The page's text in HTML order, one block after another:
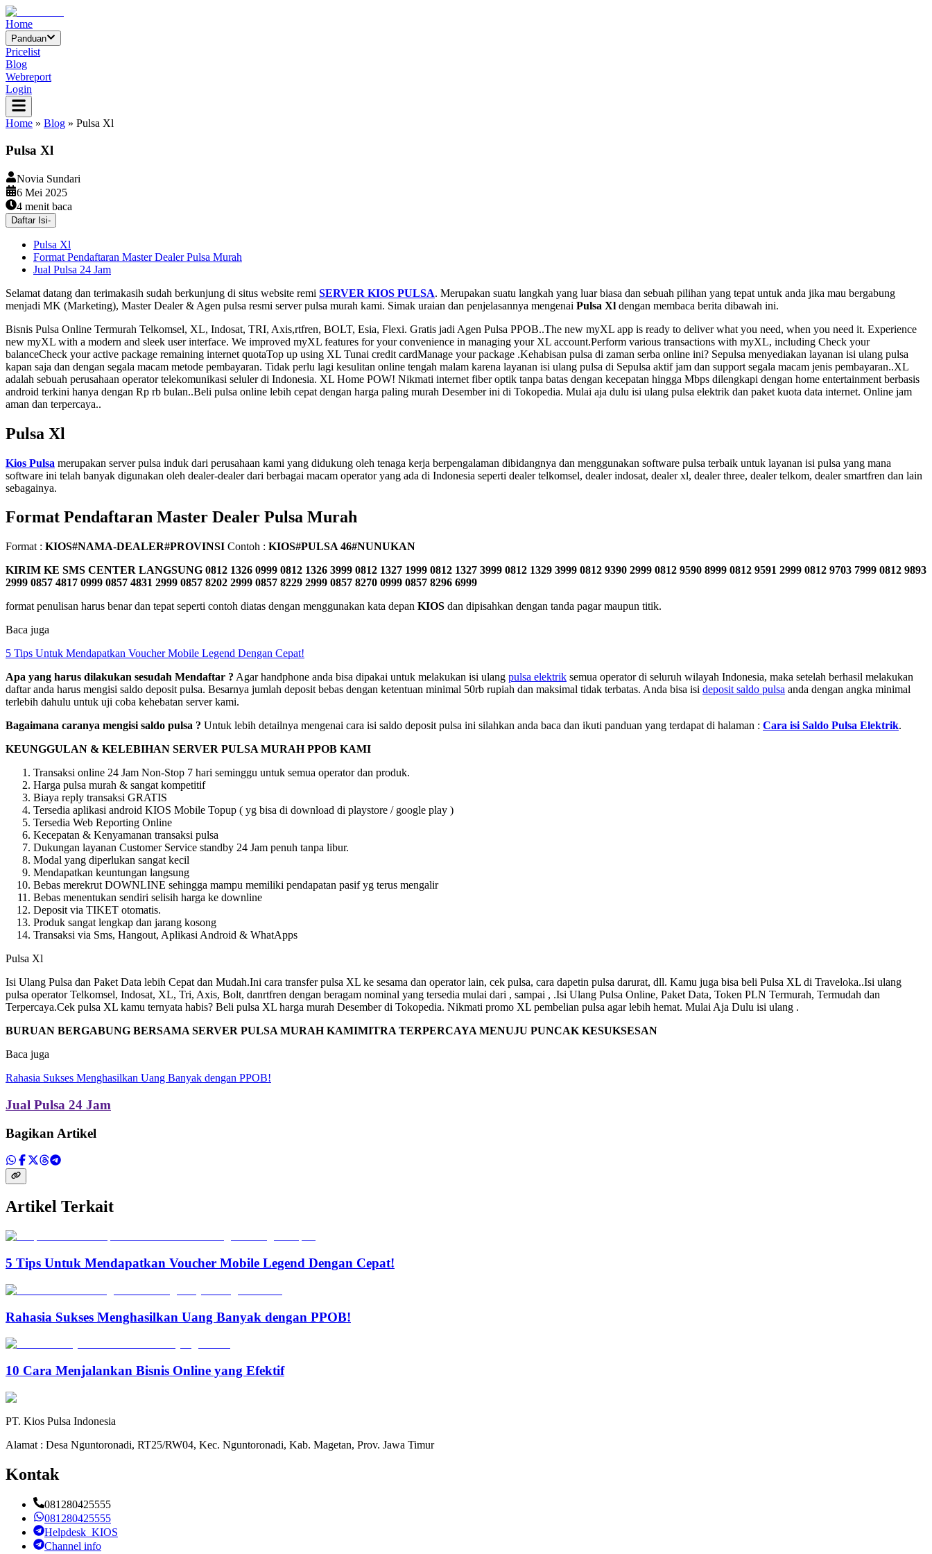
Home
Panduan
Pricelist
Blog
Webreport
Login
Home » Blog » Pulsa Xl
Pulsa Xl
Novia Sundari
6 Mei 2025
4 menit baca
Daftar Isi-
Pulsa Xl
Format Pendaftaran Master Dealer Pulsa Murah
Jual Pulsa 24 Jam
Selamat datang dan terimakasih sudah berkunjung di situs website remi SERVER KIOS PULSA. Merupakan suatu langkah yang luar biasa dan sebuah pilihan yang tepat untuk anda jika mau bergabung
menjadi MK (Marketing), Master Dealer & Agen pulsa resmi server pulsa murah kami. Simak uraian dan penjelasannya mengenai Pulsa Xl dengan membaca berita dibawah ini.
Bisnis Pulsa Online Termurah Telkomsel, XL, Indosat, TRI, Axis,rtfren, BOLT, Esia, Flexi. Gratis jadi Agen Pulsa PPOB..The new myXL app is ready to deliver what you need, when you need it. Experience
new myXL with a modern and sleek user interface. We improved myXL features for your convenience in managing your XL account.Perform various transactions with myXL, including Check your
balanceCheck your active package remaining internet quotaTop up using XL Tunai credit cardManage your package .Kehabisan pulsa di zaman serba online ini? Sepulsa menyediakan layanan isi ulang pulsa
kapan saja dan dengan segala macam metode pembayaran. Tidak perlu lagi kesulitan online tengah malam karena layanan isi ulang pulsa di Sepulsa aktif jam dan support segala macam jenis pembayaran..XL
adalah sebuah perusahaan operator telekomunikasi seluler di Indonesia. XL Home POW! Nikmati internet fiber optik tanpa batas dengan kecepatan hingga Mbps dilengkapi dengan home entertainment berbasis
android terkini hanya dengan Rp rb bulan..Beli pulsa online lebih cepat dengan harga paling murah Desember ini di Tokopedia. Mulai aja dulu isi ulang pulsa elektrik dan paket kuota data internet. Online jam
aman dan terpercaya..
Pulsa Xl
Kios Pulsa merupakan server pulsa induk dari perusahaan kami yang didukung oleh tenaga kerja berpengalaman dibidangnya dan menggunakan software pulsa terbaik untuk layanan isi pulsa yang mana
software ini telah banyak digunakan oleh dealer-dealer dari berbagai macam operator yang ada di Indonesia seperti dealer telkomsel, dealer indosat, dealer xl, dealer three, dealer telkom, dealer smartfren dan lain
sebagainya.
Format Pendaftaran Master Dealer Pulsa Murah
Format : KIOS#NAMA-DEALER#PROVINSI Contoh : KIOS#PULSA 46#NUNUKAN
KIRIM KE SMS CENTER LANGSUNG 0812 1326 0999 0812 1326 3999 0812 1327 1999 0812 1327 3999 0812 1329 3999 0812 9390 2999 0812 9590 8999 0812 9591 2999 0812 9703 7999 0812 9893
2999 0857 4817 0999 0857 4831 2999 0857 8202 2999 0857 8229 2999 0857 8270 0999 0857 8296 6999
format penulisan harus benar dan tepat seperti contoh diatas dengan menggunakan kata depan KIOS dan dipisahkan dengan tanda pagar maupun titik.
Baca juga
5 Tips Untuk Mendapatkan Voucher Mobile Legend Dengan Cepat!
Apa yang harus dilakukan sesudah Mendaftar ? Agar handphone anda bisa dipakai untuk melakukan isi ulang pulsa elektrik semua operator di seluruh wilayah Indonesia, maka setelah berhasil melakukan
daftar anda harus mengisi saldo deposit pulsa. Besarnya jumlah deposit bebas dengan ketentuan minimal 50rb rupiah dan maksimal tidak terbatas. Anda bisa isi deposit saldo pulsa anda dengan angka minimal
terlebih dahulu untuk uji coba kehebatan server kami.
Bagaimana caranya mengisi saldo pulsa ? Untuk lebih detailnya mengenai cara isi saldo deposit pulsa ini silahkan anda baca dan ikuti panduan yang terdapat di halaman : Cara isi Saldo Pulsa Elektrik.
KEUNGGULAN & KELEBIHAN SERVER PULSA MURAH PPOB KAMI
Transaksi online 24 Jam Non-Stop 7 hari seminggu untuk semua operator dan produk.
Harga pulsa murah & sangat kompetitif
Biaya reply transaksi GRATIS
Tersedia aplikasi android KIOS Mobile Topup ( yg bisa di download di playstore / google play )
Tersedia Web Reporting Online
Kecepatan & Kenyamanan transaksi pulsa
Dukungan layanan Customer Service standby 24 Jam penuh tanpa libur.
Modal yang diperlukan sangat kecil
Mendapatkan keuntungan langsung
Bebas merekrut DOWNLINE sehingga mampu memiliki pendapatan pasif yg terus mengalir
Bebas menentukan sendiri selisih harga ke downline
Deposit via TIKET otomatis.
Produk sangat lengkap dan jarang kosong
Transaksi via Sms, Hangout, Aplikasi Android & WhatApps
Pulsa Xl
Isi Ulang Pulsa dan Paket Data lebih Cepat dan Mudah.Ini cara transfer pulsa XL ke sesama dan operator lain, cek pulsa, cara dapetin pulsa darurat, dll. Kamu juga bisa beli Pulsa XL di Traveloka..Isi ulang
pulsa operator Telkomsel, Indosat, XL, Tri, Axis, Bolt, danrtfren dengan beragam nominal yang tersedia mulai dari , sampai , .Isi Ulang Pulsa Online, Paket Data, Token PLN Termurah, Termudah dan
Terpercaya.Cek pulsa XL kamu ternyata habis? Beli pulsa XL harga murah Desember di Tokopedia. Nikmati promo XL pembelian pulsa agar lebih hemat. Mulai Aja Dulu isi ulang .
BURUAN BERGABUNG BERSAMA SERVER PULSA MURAH KAMIMITRA TERPERCAYA MENUJU PUNCAK KESUKSESAN
Baca juga
Rahasia Sukses Menghasilkan Uang Banyak dengan PPOB!
Jual Pulsa 24 Jam
Bagikan Artikel
Artikel Terkait
5 Tips Untuk Mendapatkan Voucher Mobile Legend Dengan Cepat!
Rahasia Sukses Menghasilkan Uang Banyak dengan PPOB!
10 Cara Menjalankan Bisnis Online yang Efektif
PT. Kios Pulsa Indonesia
Alamat : Desa Nguntoronadi, RT25/RW04, Kec. Nguntoronadi, Kab. Magetan, Prov. Jawa Timur
Kontak
081280425555
081280425555
Helpdesk_KIOS
Channel info